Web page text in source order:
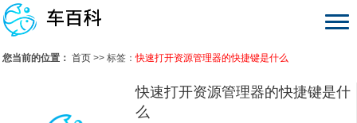
您当前的位置： 首页 >> 标签：快速打开资源管理器的快捷键是什么
快速打开资源管理器的快捷键是什
么